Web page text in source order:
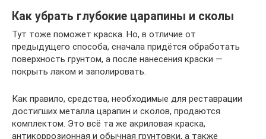
Как убрать глубокие царапины и сколы
Тут тоже поможет краска. Но, в отличие от
предыдущего способа, сначала придётся обработать
поверхность грунтом, а после нанесения краски —
покрыть лаком и заполировать.
Как правило, средства, необходимые для реставрации
достигших металла царапин и сколов, продаются
комплектом. Это всё та же акриловая краска,
антикоррозионная и обычная грунтовки, а также